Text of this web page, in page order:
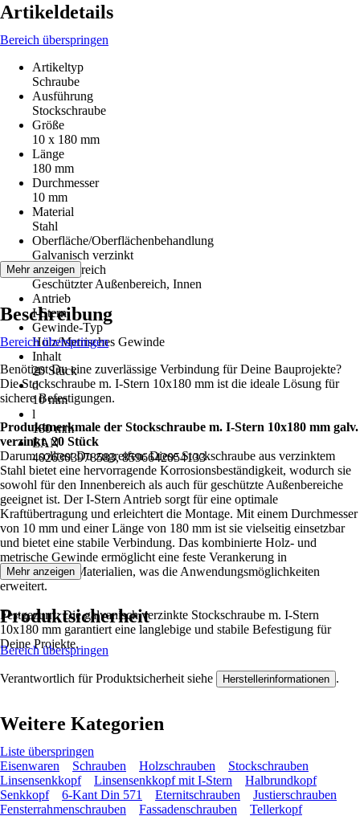
Artikeldetails
Bereich überspringen
Artikeltyp
Schraube
Ausführung
Stockschraube
Größe
10 x 180 mm
Länge
180 mm
Durchmesser
10 mm
Material
Stahl
Oberfläche/Oberflächenbehandlung
Galvanisch verzinkt
Einsatzbereich
Geschützter Außenbereich, Innen
Antrieb
I-Stern
Gewinde-Typ
Holz/Metrisches Gewinde
Inhalt
20 Stück
d
10 mm
l
180 mm
EAN
4026303978583, 8596642054133
Mehr anzeigen
Beschreibung
Bereich überspringen
Benötigst Du eine zuverlässige Verbindung für Deine Bauprojekte?
Die Stockschraube m. I-Stern 10x180 mm ist die ideale Lösung für
sichere Befestigungen.
Produktmerkmale der Stockschraube m. I-Stern 10x180 mm galv.
verzinkt, 20 Stück
Darum solltest Du zugreifen: Diese Stockschraube aus verzinktem
Stahl bietet eine hervorragende Korrosionsbeständigkeit, wodurch sie
sowohl für den Innenbereich als auch für geschützte Außenbereiche
geeignet ist. Der I-Stern Antrieb sorgt für eine optimale
Kraftübertragung und erleichtert die Montage. Mit einem Durchmesser
von 10 mm und einer Länge von 180 mm ist sie vielseitig einsetzbar
und bietet eine stabile Verbindung. Das kombinierte Holz- und
metrische Gewinde ermöglicht eine feste Verankerung in
verschiedenen Materialien, was die Anwendungsmöglichkeiten
erweitert.
Festgezurrt: Die galvanisch verzinkte Stockschraube m. I-Stern
10x180 mm garantiert eine langlebige und stabile Befestigung für
Deine Projekte.
Mehr anzeigen
Produktsicherheit
Bereich überspringen
Verantwortlich für Produktsicherheit siehe Herstellerinformationen .
Weitere Kategorien
Liste überspringen
Eisenwaren
Schrauben Holzschrauben
Stockschrauben
Linsensenkkopf
Linsensenkkopf mit I-Stern
Halbrundkopf
Senkkopf
6-Kant Din 571 Eternitschrauben
Justierschrauben
Fensterrahmenschrauben
Fassadenschrauben Tellerkopf